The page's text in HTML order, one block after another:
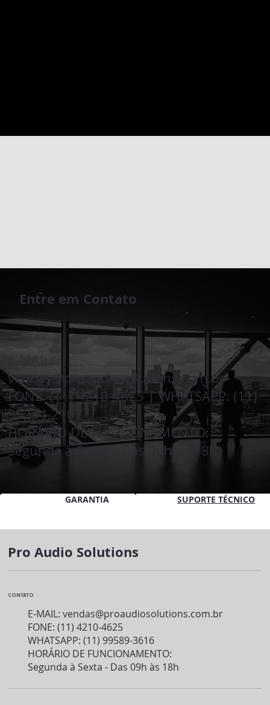
Entre em Contato
E-MAIL:
vendas@proaudiosolutions.com.br
FONE: (11) 4210-4625 | WHATSAPP: (11)
95234-2107
HORÁRIO DE FUNCIONAMENTO:
Segunda à Sexta - Das 09h às 18h
GARANTIA SUPORTE TÉCNICO
Pro Audio Solutions
CONTATO
E-MAIL:vendas@proaudiosolutions.com.br
FONE: (11) 4210-4625
WHATSAPP: (11) 99589-3616
HORÁRIO DE FUNCIONAMENTO:
Segunda à Sexta - Das 09h às 18h